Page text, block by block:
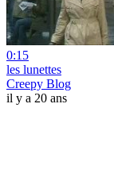
0:15
les lunettes
Creepy Blog
il y a 20 ans